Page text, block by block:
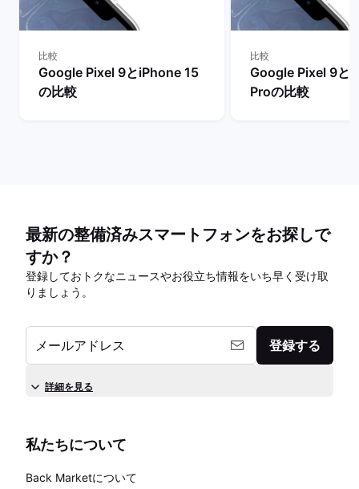
比較
Google Pixel 9とiPhone 15
の比較
比較
Google Pixel 9と
Proの比較
最新の整備済みスマートフォンをお探しで
すか？
登録しておトクなニュースやお役立ち情報をいち早く受け取
りましょう。
メールアドレス 登録する
詳細を見る
私たちについて
Back Marketについて